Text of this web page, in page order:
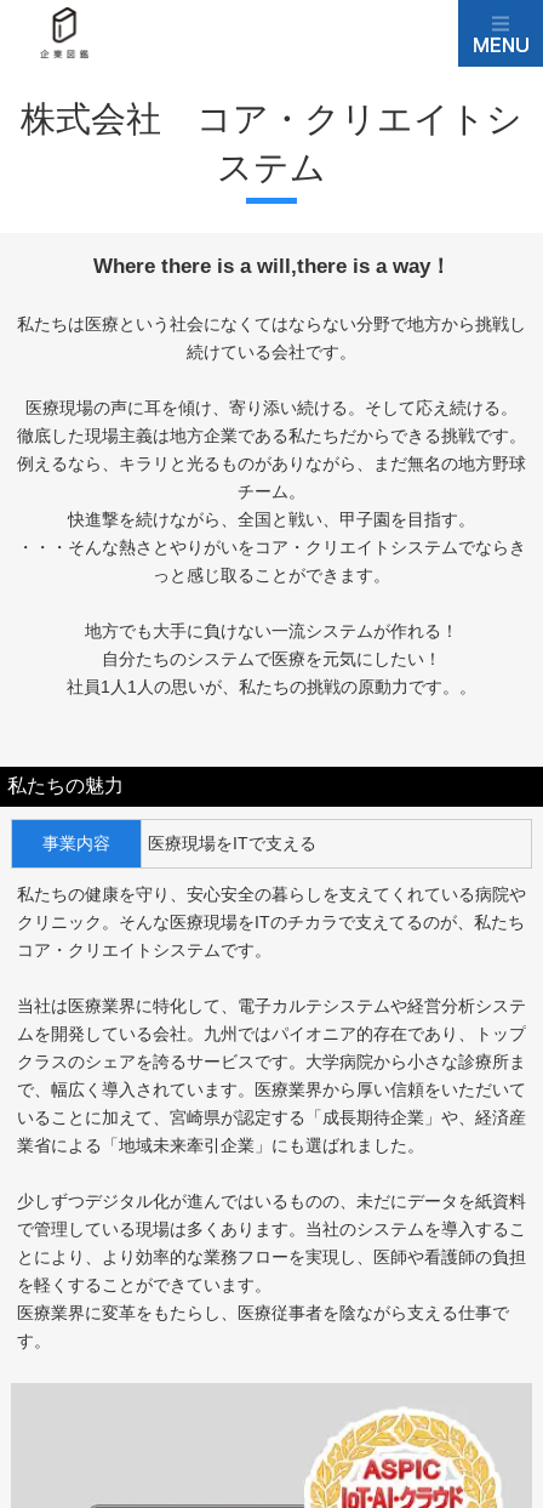
株式会社 コア・クリエイトシ
ステム
Where there is a will,there is a way！
私たちは医療という社会になくてはならない分野で地方から挑戦し
続けている会社です。
医療現場の声に耳を傾け、寄り添い続ける。そして応え続ける。
徹底した現場主義は地方企業である私たちだからできる挑戦です。
例えるなら、キラリと光るものがありながら、まだ無名の地方野球
チーム。
快進撃を続けながら、全国と戦い、甲子園を目指す。
・・・そんな熱さとやりがいをコア・クリエイトシステムでならき
っと感じ取ることができます。
地方でも大手に負けない一流システムが作れる！
自分たちのシステムで医療を元気にしたい！
社員1人1人の思いが、私たちの挑戦の原動力です。。
私たちの魅力
事業内容 医療現場をITで支える
私たちの健康を守り、安心安全の暮らしを支えてくれている病院や
クリニック。そんな医療現場をITのチカラで支えてるのが、私たち
コア・クリエイトシステムです。
当社は医療業界に特化して、電子カルテシステムや経営分析システ
ムを開発している会社。九州ではパイオニア的存在であり、トップ
クラスのシェアを誇るサービスです。大学病院から小さな診療所ま
で、幅広く導入されています。医療業界から厚い信頼をいただいて
いることに加えて、宮崎県が認定する「成長期待企業」や、経済産
業省による「地域未来牽引企業」にも選ばれました。
少しずつデジタル化が進んではいるものの、未だにデータを紙資料
で管理している現場は多くあります。当社のシステムを導入するこ
とにより、より効率的な業務フローを実現し、医師や看護師の負担
を軽くすることができています。
医療業界に変革をもたらし、医療従事者を陰ながら支える仕事で
す。